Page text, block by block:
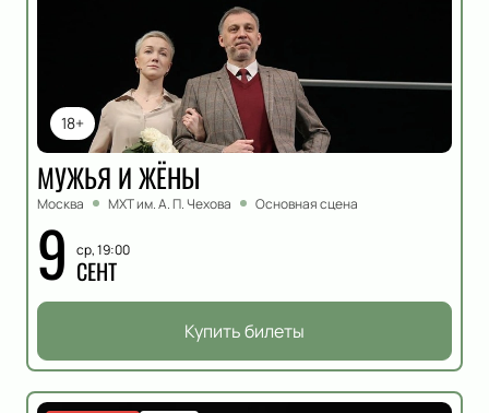
18+
МУЖЬЯ И ЖЁНЫ
Москва МХТ им. А. П. Чехова Основная сцена
9 ср, 19:00
СЕНТ
Купить билеты